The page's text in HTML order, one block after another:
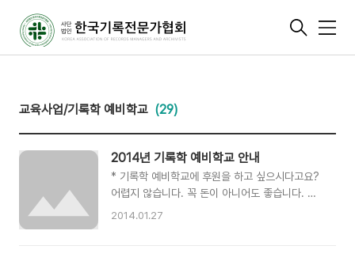
메
교육사업/기록학 예비학교 (29)
2014년 기록학 예비학교 안내
* 기록학 예비학교에 후원을 하고 싶으시다고요?
어렵지 않습니다. 꼭 돈이 아니어도 좋습니다. 작
은 음료수 병 하나라도 예비학교를 준비하는데 도
2014.01.27